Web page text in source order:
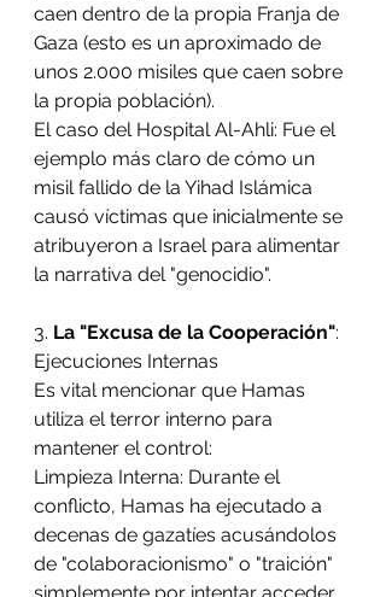
caen dentro de la propia Franja de
Gaza (esto es un aproximado de
unos 2.000 misiles que caen sobre
la propia población).
El caso del Hospital Al-Ahli: Fue el
ejemplo más claro de cómo un
misil fallido de la Yihad Islámica
causó víctimas que inicialmente se
atribuyeron a Israel para alimentar
la narrativa del "genocidio".
3. La "Excusa de la Cooperación":
Ejecuciones Internas
Es vital mencionar que Hamas
utiliza el terror interno para
mantener el control:
Limpieza Interna: Durante el
conflicto, Hamas ha ejecutado a
decenas de gazatíes acusándolos
de "colaboracionismo" o "traición"